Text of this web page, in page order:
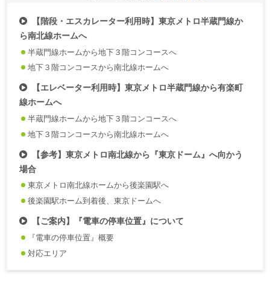
【階段・エスカレーター利用時】東京メトロ半蔵門線か
ら南北線ホームへ
半蔵門線ホームから地下３階コンコースへ
地下３階コンコースから南北線ホームへ
【エレベーター利用時】東京メトロ半蔵門線から有楽町
線ホームへ
半蔵門線ホームから地下３階コンコースへ
地下３階コンコースから南北線ホームへ
【参考】東京メトロ南北線から『東京ドーム』へ向かう
場合
東京メトロ南北線ホームから後楽園駅へ
後楽園駅ホーム到着後、東京ドームへ
【ご案内】『電車の停車位置』について
『電車の停車位置』概要
対応エリア